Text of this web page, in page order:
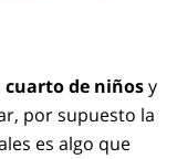
cuarto de niñosy
por supuesto la
es algo que